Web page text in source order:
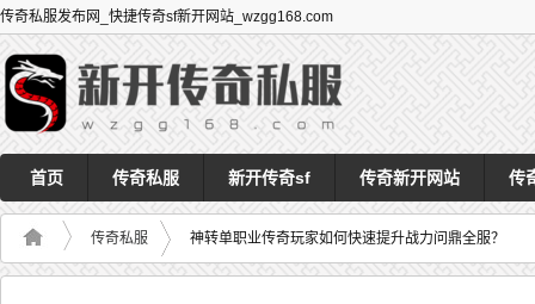
传奇私服发布网_快捷传奇sf新开网站_wzgg168.com
首页 传奇私服 新开传奇sf 传奇新开网站 传
传奇私服 神转单职业传奇玩家如何快速提升战力问鼎全服？